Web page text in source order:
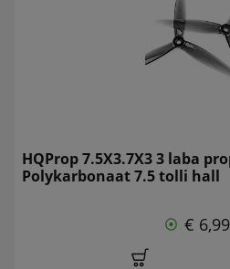
HQProp 7.5X3.7X3 3 laba
Polykarbonaat 7.5 tolli hall
€